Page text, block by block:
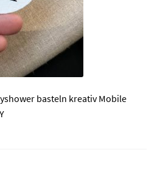
basteln kreativ Mobile